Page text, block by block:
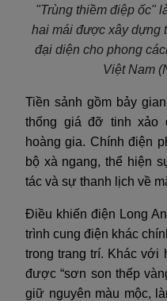
"Trùng thiềm điệp ốc"
hai mái được xây dựng
đại diện cho phong
Việt Nam
Tiền sảnh gồm bảy
thống giá đỡ tinh xảo
hoàng gia. Chính điện
bộ xà ngang, thể hiện
tác và sự thanh lịch về
Điều khiến điện Long
trình cung điện khác
trong trang trí. Khác với
được “sơn son thếp
giữ nguyên màu mộc,